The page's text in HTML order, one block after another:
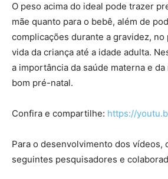
O peso acima do ideal pode trazer
mãe quanto para o bebê, além de
complicações durante a gravidez,
vida da criança até a idade adulta.
a importância da saúde materna e
bom pré-natal.
Confira e compartilhe: https://
Para o desenvolvimento dos vídeos,
seguintes pesquisadores e